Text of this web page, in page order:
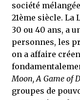
société
21ème siècle.
30 ou 40 ans, a
personnes, les
on a affaire
Moon, A Game of
groupes de